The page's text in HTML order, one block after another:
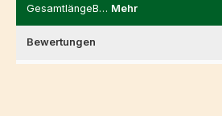
GesamtlängeB… Mehr
Bewertungen